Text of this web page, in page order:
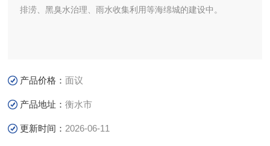
排涝、黑臭水治理、雨水收集利用等海绵城的建设中。
产品价格：面议
产品地址：衡水市
更新时间： 2026-06-11